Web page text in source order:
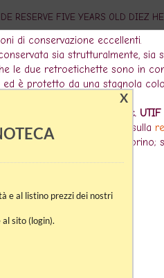
RESERVE FIVE YEARS OLD DIEZ
di conservazione eccellenti.
sia strutturalmente, sia
le due retroetichette sono in
è protetto da una stagnola
Luigi Bosca & Figli Canelli Lic.
questo flacone in quanto sulla
presso la Dogana di Torino;
X
e al listino prezzi dei nostri
sito (login).